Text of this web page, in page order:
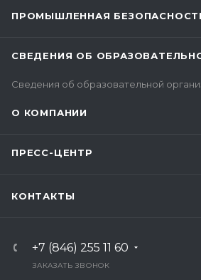
ПРОМЫШЛЕННАЯ
СВЕДЕНИЯ ОБ
Сведения об образовательной
О КОМПАНИИ
ПРЕСС-ЦЕНТР
КОНТАКТЫ
+7 (846) 255 11 60
ЗАКАЗАТЬ ЗВОНОК